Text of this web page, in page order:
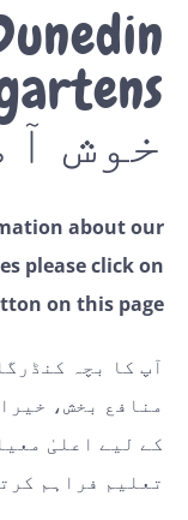
خوش
about our
please click on
on this page.
آپ کا بچہ
کے لیے اعلیٰ
تعلیم فراہم